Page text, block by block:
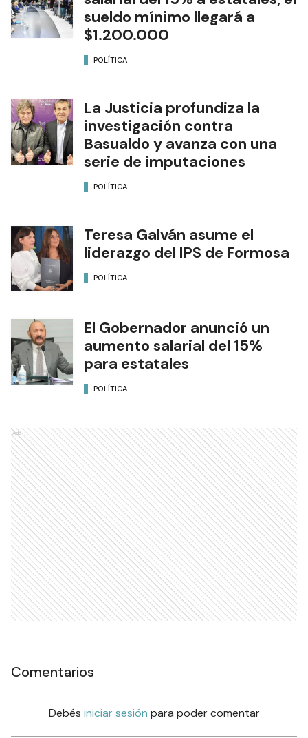
sueldo mínimo llegará a
$1.200.000
POLÍTICA
La Justicia profundiza la
investigación contra
Basualdo y avanza con una
serie de imputaciones
POLÍTICA
Teresa Galván asume el
liderazgo del IPS de Formosa
POLÍTICA
El Gobernador anunció un
aumento salarial del 15%
para estatales
POLÍTICA
Ads
Comentarios
Debés iniciar sesión para poder comentar